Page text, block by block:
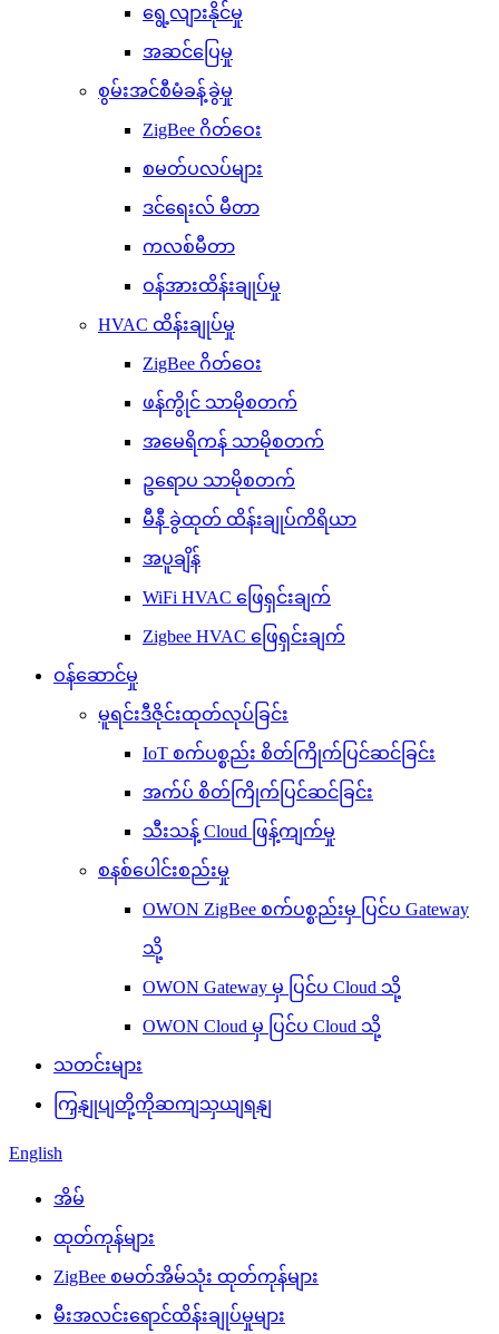
ရွေ့လျားနိုင်မှု
အဆင်ပြေမှု
စွမ်းအင်စီမံခန့်ခွဲမှု
ZigBee ဂိတ်ဝေး
စမတ်ပလပ်များ
ဒင်ရေးလ် မီတာ
ကလစ်မီတာ
ဝန်အားထိန်းချုပ်မှု
HVAC ထိန်းချုပ်မှု
ZigBee ဂိတ်ဝေး
ဖန်ကွိုင် သာမိုစတက်
အမေရိကန် သာမိုစတက်
ဥရောပ သာမိုစတက်
မီနီ ခွဲထုတ် ထိန်းချုပ်ကိရိယာ
အပူချိန်
WiFi HVAC ဖြေရှင်းချက်
Zigbee HVAC ဖြေရှင်းချက်
ဝန်ဆောင်မှု
မူရင်းဒီဇိုင်းထုတ်လုပ်ခြင်း
IoT စက်ပစ္စည်း စိတ်ကြိုက်ပြင်ဆင်ခြင်း
အက်ပ် စိတ်ကြိုက်ပြင်ဆင်ခြင်း
သီးသန့် Cloud ဖြန့်ကျက်မှု
စနစ်ပေါင်းစည်းမှု
OWON ZigBee စက်ပစ္စည်းမှ ပြင်ပ Gateway
သို့
OWON Gateway မှ ပြင်ပ Cloud သို့
OWON Cloud မှ ပြင်ပ Cloud သို့
သတင်းများ
ကြှနျုပျတို့ကိုဆကျသှယျရနျ
English
အိမ်
ထုတ်ကုန်များ
ZigBee စမတ်အိမ်သုံး ထုတ်ကုန်များ
မီးအလင်းရောင်ထိန်းချုပ်မှုများ